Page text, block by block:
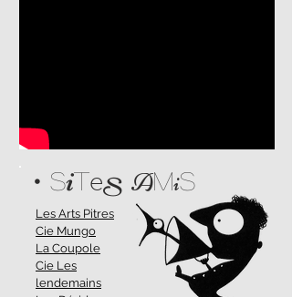
Les Arts Pitres
Cie Mungo
La Coupole
Cie Les
lendemains
• SiTeS AmiS